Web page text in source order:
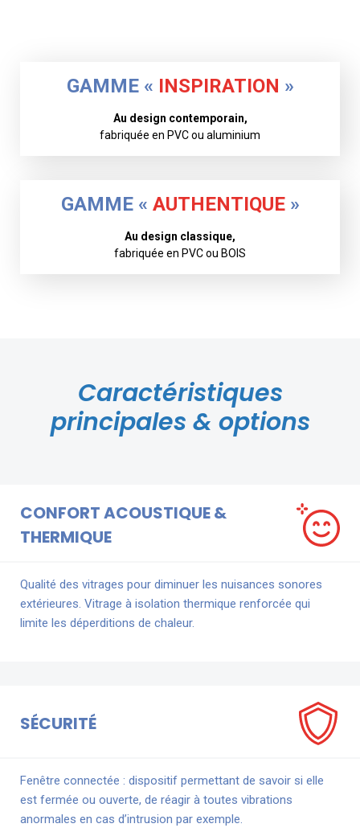
GAMME « INSPIRATION »
Au design contemporain,
fabriquée en PVC ou aluminium
GAMME « AUTHENTIQUE »
Au design classique,
fabriquée en PVC ou BOIS
Caractéristiques
principales & options
CONFORT ACOUSTIQUE &
THERMIQUE
Qualité des vitrages pour diminuer les nuisances sonores
extérieures. Vitrage à isolation thermique renforcée qui
limite les déperditions de chaleur.
SÉCURITÉ
Fenêtre connectée : dispositif permettant de savoir si elle
est fermée ou ouverte, de réagir à toutes vibrations
anormales en cas d’intrusion par exemple.